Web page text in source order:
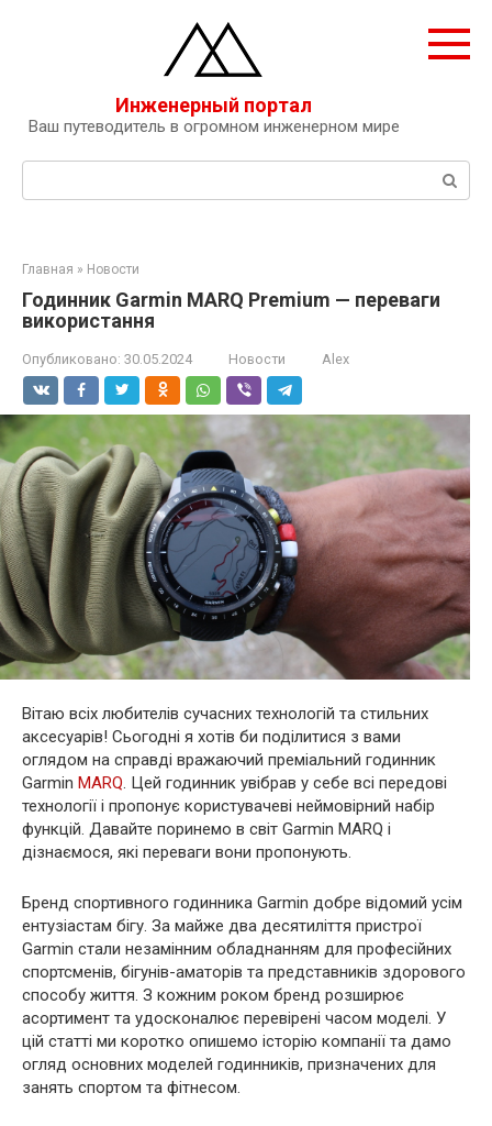
Инженерный портал
Ваш путеводитель в огромном инженерном мире
Поиск:
Главная » Новости
Годинник Garmin MARQ Premium — переваги
використання
Опубликовано: 30.05.2024 Новости Alex
Вітаю всіх любителів сучасних технологій та стильних
аксесуарів! Сьогодні я хотів би поділитися з вами
оглядом на справді вражаючий преміальний годинник
Garmin MARQ. Цей годинник увібрав у себе всі передові
технології і пропонує користувачеві неймовірний набір
функцій. Давайте поринемо в світ Garmin MARQ і
дізнаємося, які переваги вони пропонують.
Бренд спортивного годинника Garmin добре відомий усім
ентузіастам бігу. За майже два десятиліття пристрої
Garmin стали незамінним обладнанням для професійних
спортсменів, бігунів-аматорів та представників здорового
способу життя. З кожним роком бренд розширює
асортимент та удосконалює перевірені часом моделі. У
цій статті ми коротко опишемо історію компанії та дамо
огляд основних моделей годинників, призначених для
занять спортом та фітнесом.